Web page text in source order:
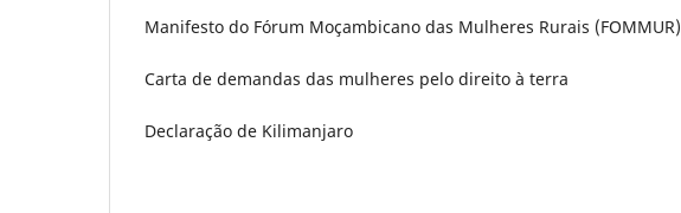
Manifesto do Fórum Moçambicano das Mulheres Rurais (FOMMUR)
Carta de demandas das mulheres pelo direito à terra
Declaração de Kilimanjaro